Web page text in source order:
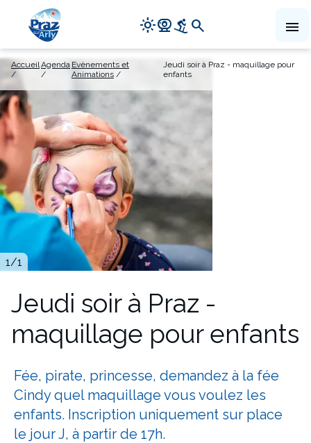
Aller
au
contenu
principal
Navigation
principale
light_modecamera_videodownhill_skiing search menu
AccueilAgenda Evènements et
Animations
Jeudi soir à Praz - maquillage pour
enfants
Jeudi soir à Praz -
maquillage pour enfants
1/1
Fée, pirate, princesse, demandez à la fée
Cindy quel maquillage vous voulez les
enfants. Inscription uniquement sur place
le jour J, à partir de 17h.